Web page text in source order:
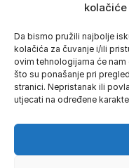
kolačiće
Da bismo pružili najbolje
kolačića za čuvanje i/ili
ovim tehnologijama će
što su ponašanje pri
stranici. Nepristanak ili
utjecati na određene
Jakšić
Vozač / vozačica
Požega
Pomoćnik/ica u nastavi